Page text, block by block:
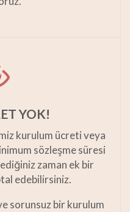
YOK!
kurulum ücreti veya
sözleşme süresi
zaman ek bir
edebilirsiniz.
sorunsuz bir kurulum